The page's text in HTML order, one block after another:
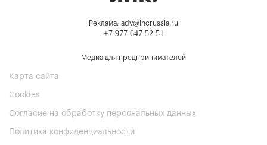
Реклама: adv@incrussia.ru
+7 977 647 52 51
Медиа для предпринимателей
Карта сайта
Cookies
Согласие на обработку персональных данных
Политика конфиденциальности